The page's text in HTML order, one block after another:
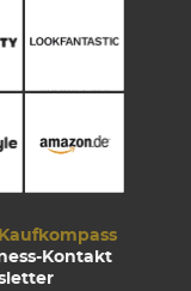
Kontakt